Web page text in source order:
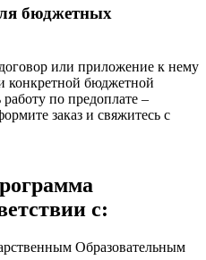
бюджетных
или приложение к нему
конкретной бюджетной
по предоплате –
заказ и свяжитесь с
с:
Образовательным